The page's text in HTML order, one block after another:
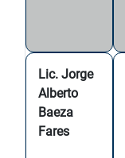
Lic. Jorge
Alberto
Baeza
Fares